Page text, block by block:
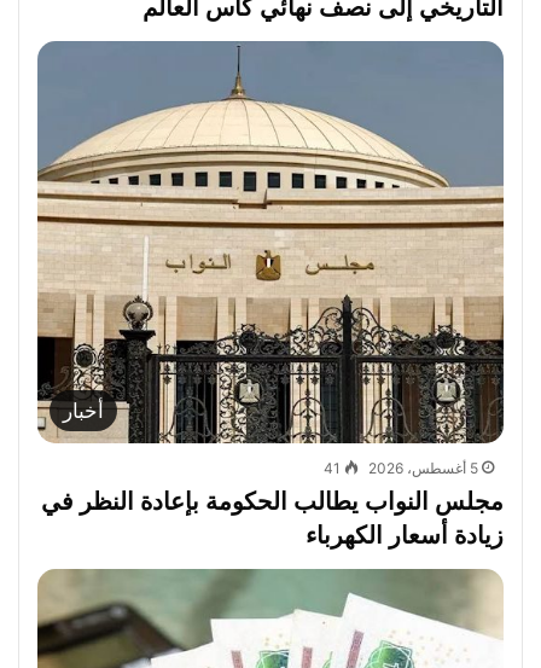
التاريخي إلى نصف نهائي كأس العالم
أخبار
5 أغسطس، 2026 41
مجلس النواب يطالب الحكومة بإعادة النظر في
زيادة أسعار الكهرباء